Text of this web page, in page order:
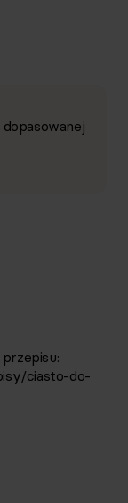
ciasto-do-